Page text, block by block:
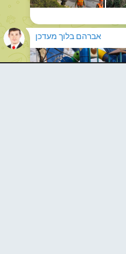
אברהם בלוך מעדכן